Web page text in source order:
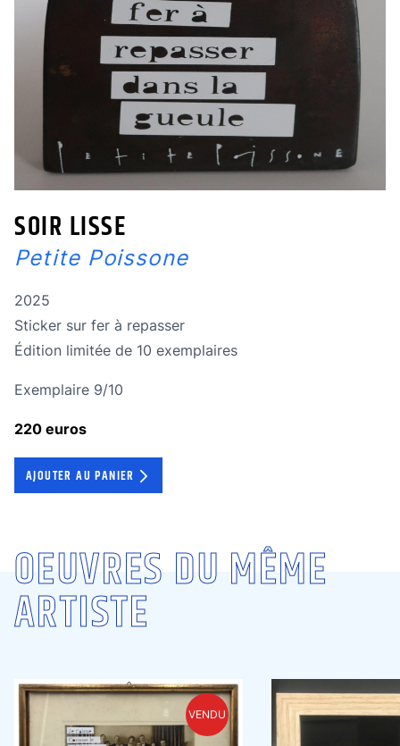
SOIR LISSE
Petite Poissone
Année de réalisation
2025
Technique
Sticker sur fer à repasser
édition limitée
Édition limitée de 10 exemplaires
Exemplaire 9/10
220 euros
AJOUTER AU PANIER
OEUVRES DU MÊME
ARTISTE
VENDU